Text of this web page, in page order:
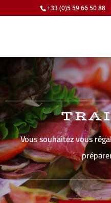
+33 (0)5 59 66 50 88
Vous souhaitez vous